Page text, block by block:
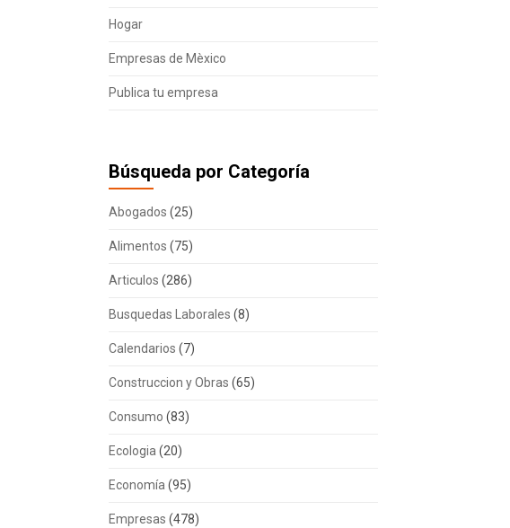
Hogar
Empresas de Mèxico
Publica tu empresa
Búsqueda por Categoría
Abogados (25)
Alimentos (75)
Articulos (286)
Busquedas Laborales (8)
Calendarios (7)
Construccion y Obras (65)
Consumo (83)
Ecologia(20)
Economía(95)
Empresas (478)